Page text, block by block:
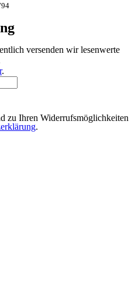
versenden wir lesenwerte
.
zu Ihren Widerrufsmöglichkeiten
.